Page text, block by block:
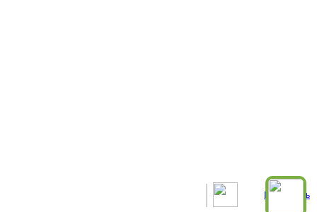
Рассчитать